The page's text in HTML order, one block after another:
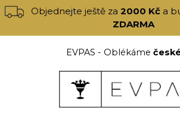
Objednejte ještě za2000 Kč a
ZDARMA
EVPAS - Oblékáme